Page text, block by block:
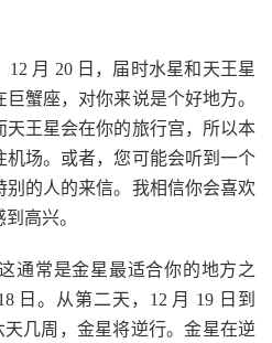
月 20 日，届时水星和天王星
蟹座​​，对你来说是个好地方。
天王星会在你的旅行宫，所以本
机场。或者，您可能会听到一个
的人的来信。我相信你会喜欢
高兴。
通常是金星最适合你的地方之
日。从第二天，12 月 19 日到
天几周，金星将逆行。金星在逆